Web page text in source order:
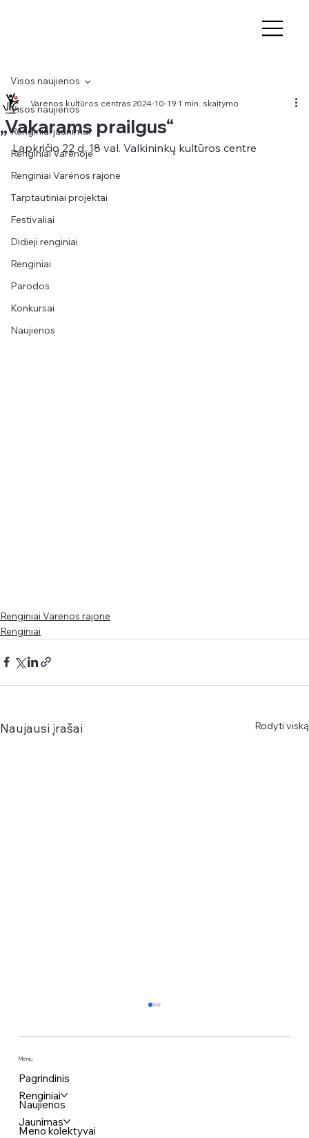
Visos naujienos
Renginiai jaunimui
Renginiai Varėnoje
Renginiai Varėnos rajone
Tarptautiniai projektai
Festivaliai
Didieji renginiai
Renginiai
Parodos
Konkursai
Naujienos
Visos naujienos
„Vakarams prailgus“
Varėnos kultūros centras 2024-10-19 1 min. skaitymo
Lapkričio 22 d. 18 val. Valkininkų kultūros centre
Renginiai Varėnos rajone
Renginiai
Naujausi įrašai Rodyti viską
Meniu
Pagrindinis
Renginiai
Naujienos
Jaunimas
Meno kolektyvai